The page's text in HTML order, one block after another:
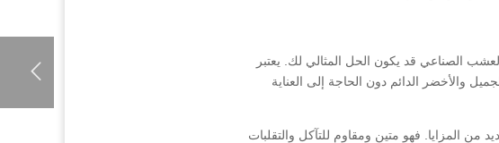
الصناعي قد يكون الحل المثالي لك. يعتبر
والأخضر الدائم دون الحاجة إلى العناية
المزايا. فهو متين ومقاوم للتآكل والتقلبات